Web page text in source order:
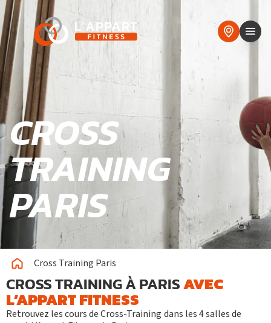
CROSS
TRAINING
PARIS
Cross Training Paris
CROSS TRAINING À PARIS AVEC
L’APPART FITNESS
Retrouvez les cours de Cross-Training dans les 4 salles de